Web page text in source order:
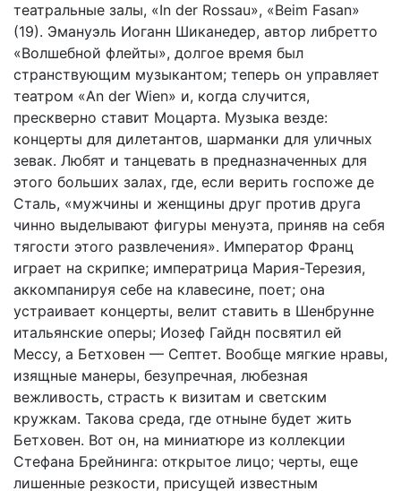
театральные залы, «In der Rossau», «Beim Fasan»
(19). Эмануэль Иоганн Шиканедер, автор либретто
«Волшебной флейты», долгое время был
странствующим музыкантом; теперь он управляет
театром «An der Wien» и, когда случится,
прескверно ставит Моцарта. Музыка везде:
концерты для дилетантов, шарманки для уличных
зевак. Любят и танцевать в предназначенных для
этого больших залах, где, если верить госпоже де
Сталь, «мужчины и женщины друг против друга
чинно выделывают фигуры менуэта, приняв на себя
тягости этого развлечения». Император Франц
играет на скрипке; императрица Мария-Терезия,
аккомпанируя себе на клавесине, поет; она
устраивает концерты, велит ставить в Шенбрунне
итальянские оперы; Иозеф Гайдн посвятил ей
Мессу, а Бетховен — Септет. Вообще мягкие нравы,
изящные манеры, безупречная, любезная
вежливость, страсть к визитам и светским
кружкам. Такова среда, где отныне будет жить
Бетховен. Вот он, на миниатюре из коллекции
Стефана Брейнинга: открытое лицо; черты, еще
лишенные резкости, присущей известным